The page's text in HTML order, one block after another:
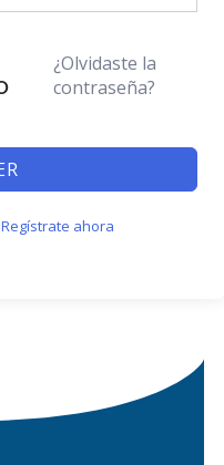
¿Olvidaste la
contraseña?
Regístrate ahora